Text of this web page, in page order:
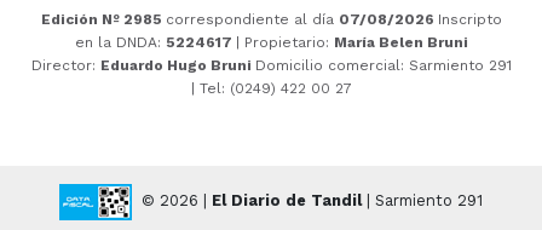
Edición Nº 2985 correspondiente al día 07/08/2026 Inscripto
en la DNDA: 5224617 | Propietario: María Belen Bruni
Director: Eduardo Hugo Bruni Domicilio comercial: Sarmiento 291
| Tel: (0249) 422 00 27
© 2026 | El Diario de Tandil| Sarmiento 291